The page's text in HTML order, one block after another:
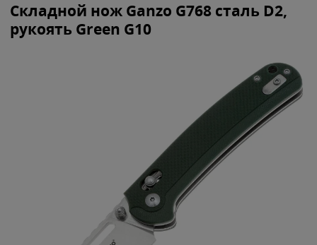
Складной нож Ganzo G768 cталь D2,
рукоять Green G10